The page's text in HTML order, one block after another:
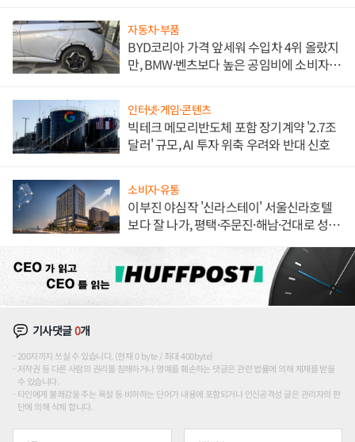
자동차·부품
BYD코리아 가격 앞세워 수입차 4위 올랐지
만, BMW·벤츠보다 높은 공임비에 소비자
인터넷·게임·콘텐츠
빅테크 메모리반도체 포함 장기계약 '2.7조
달러' 규모, AI 투자 위축 우려와 반대 신호
소비자·유통
이부진 야심작 '신라스테이' 서울신라호텔
보다 잘 나가, 평택·주문진·해남·건대로 성
기사댓글0개
200자까지 쓰실 수 있습니다. (현재 0 byte / 최대 400byte)
저작권 등 다른 사람의 권리를 침해하거나 명예를 훼손하는 댓글은 관련 법률에 의해 제재를 받을
수 있습니다.
타인에게 불쾌감을 주는 욕설 등 비하하는 단어가 내용에 포함되거나 인신공격성 글은 관리자의 판
단에 의해 삭제 합니다.